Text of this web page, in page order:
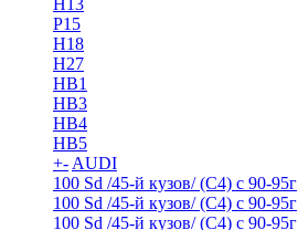
H13
Р15
H18
H27
HB1
HB3
HB4
HB5
+- AUDI
100 Sd /45-й кузов/ (С4) с 90-95г
100 Sd /45-й кузов/ (С4) с 90-95г
100 Sd /45-й кузов/ (С4) с 90-95г